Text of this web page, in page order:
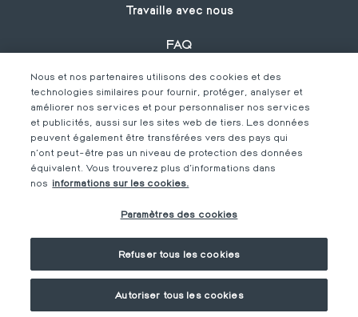
Travaille avec nous
FAQ
Galerie
Reste à jour avec notre newsletter!
Nous et nos partenaires utilisons des cookies et des
technologies similaires pour fournir, protéger, analyser et
améliorer nos services et pour personnaliser nos services
et publicités, aussi sur les sites web de tiers. Les données
peuvent également être transférées vers des pays qui
n'ont peut-être pas un niveau de protection des données
équivalent. Vous trouverez plus d'informations dans
nos informations sur les cookies.
Paramètres des cookies
Refuser tous les cookies
Autoriser tous les cookies